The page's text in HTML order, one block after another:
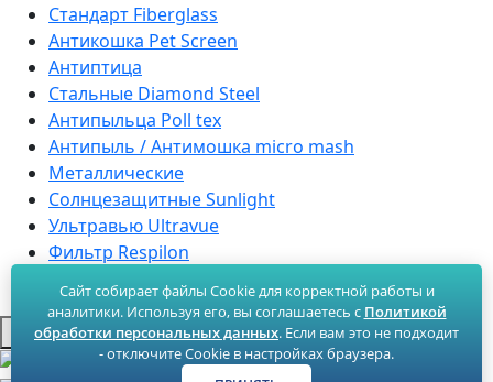
Стандарт Fiberglass
Антикошка Pet Screen
Антиптица
Стальные Diamond Steel
Антипыльца Poll tex
Антипыль / Антимошка micro mash
Металлические
Солнцезащитные Sunlight
Ультравью Ultravue
Фильтр Respilon
Продвижение сайта
Сайт собирает файлы Cookie для корректной работы и
аналитики. Используя его, вы соглашаетесь с Политикой
обработки персональных данных. Если вам это не подходит
- отключите Cookie в настройках браузера.